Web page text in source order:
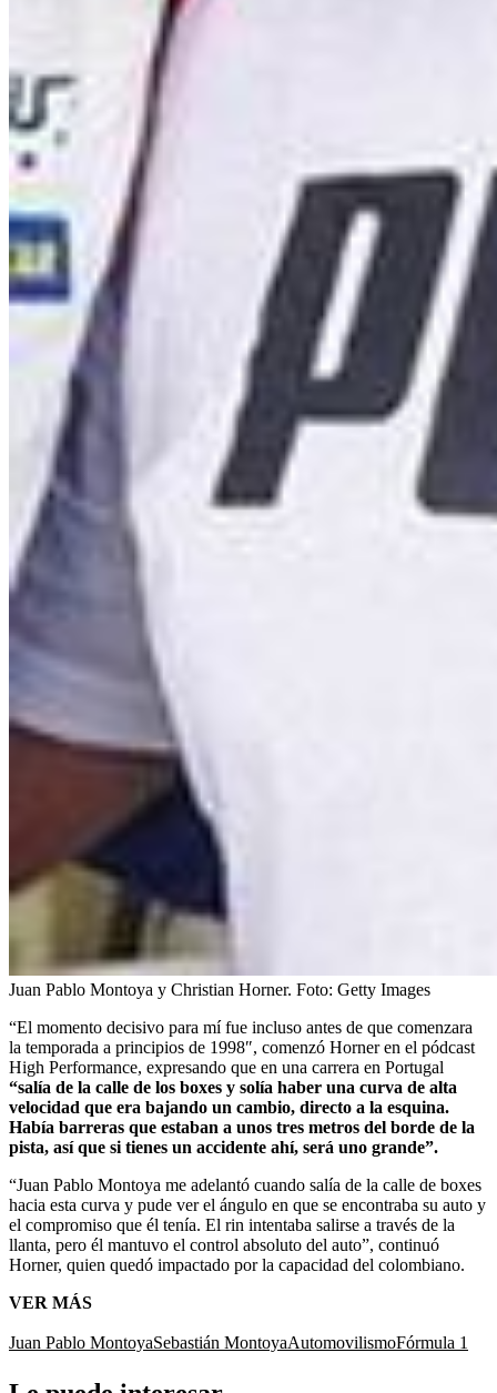
Juan Pablo Montoya y Christian Horner. Foto: Getty Images
“El momento decisivo para mí fue incluso antes de que comenzara
la temporada a principios de 1998″, comenzó Horner en el pódcast
High Performance, expresando que en una carrera en Portugal
“salía de la calle de los boxes y solía haber una curva de alta
velocidad que era bajando un cambio, directo a la esquina.
Había barreras que estaban a unos tres metros del borde de la
pista, así que si tienes un accidente ahí, será uno grande”.
“Juan Pablo Montoya me adelantó cuando salía de la calle de boxes
hacia esta curva y pude ver el ángulo en que se encontraba su auto y
el compromiso que él tenía. El rin intentaba salirse a través de la
llanta, pero él mantuvo el control absoluto del auto”, continuó
Horner, quien quedó impactado por la capacidad del colombiano.
VER MÁS
Juan Pablo MontoyaSebastián MontoyaAutomovilismoFórmula 1